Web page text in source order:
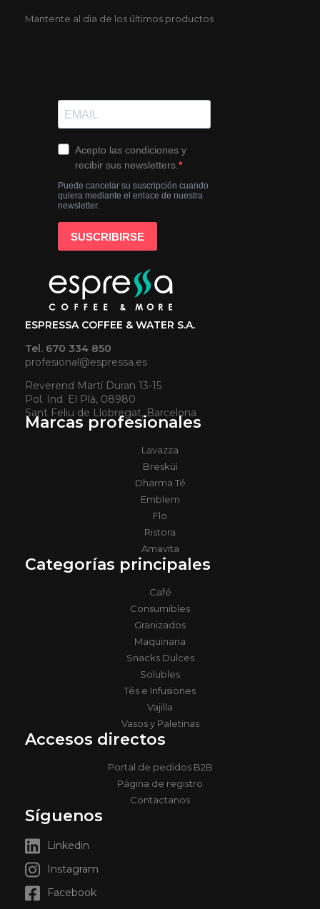
Mantente al dia de los últimos productos
ESPRESSA COFFEE & WATER S.A.
Tel. 670 334 850
profesional@espressa.es
Reverend Martí Duran 13-15
Pol. Ind. El Plà, 08980
Sant Feliu de Llobregat, Barcelona
Marcas profesionales
Lavazza
Bresküì
Dharma Té
Emblem
Flo
Ristora
Amavita
Categorías principales
Café
Consumibles
Granizados
Maquinaria
Snacks Dulces
Solubles
Tés e Infusiones
Vajilla
Vasos y Paletinas
Accesos directos
Portal de pedidos B2B
Página de registro
Contactanos
Síguenos
Linkedin
Instagram
Facebook